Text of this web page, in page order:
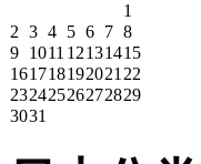
1
2 3 4 5 6 7 8
9 1011 12131415
161718192021 22
23242526272829
3031